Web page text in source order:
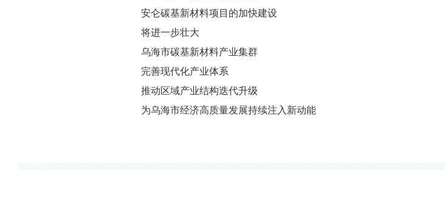
安仑碳基新材料项目的加快建设
将进一步壮大
乌海市碳基新材料产业集群
完善现代化产业体系
推动区域产业结构迭代升级
为乌海市经济高质量发展持续注入新动能